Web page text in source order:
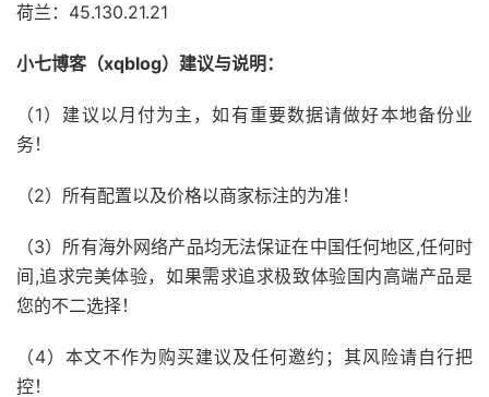
荷兰：45.130.21.21
小七博客（xqblog）建议与说明：
（1）建议以月付为主，如有重要数据请做好本地备份业
务！
（2）所有配置以及价格以商家标注的为准！
（3）所有海外网络产品均无法保证在中国任何地区,任何时
间,追求完美体验，如果需求追求极致体验国内高端产品是
您的不二选择！
（4）本文不作为购买建议及任何邀约；其风险请自行把
控！